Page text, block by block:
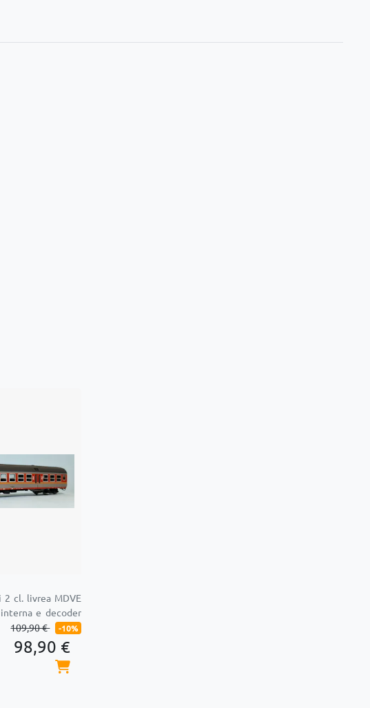
2 cl. livrea MDVE
e decoder
109,90 € -10%
98,90 €